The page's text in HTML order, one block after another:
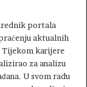
portala
aktualnih
karijere
za analizu
U svom radu